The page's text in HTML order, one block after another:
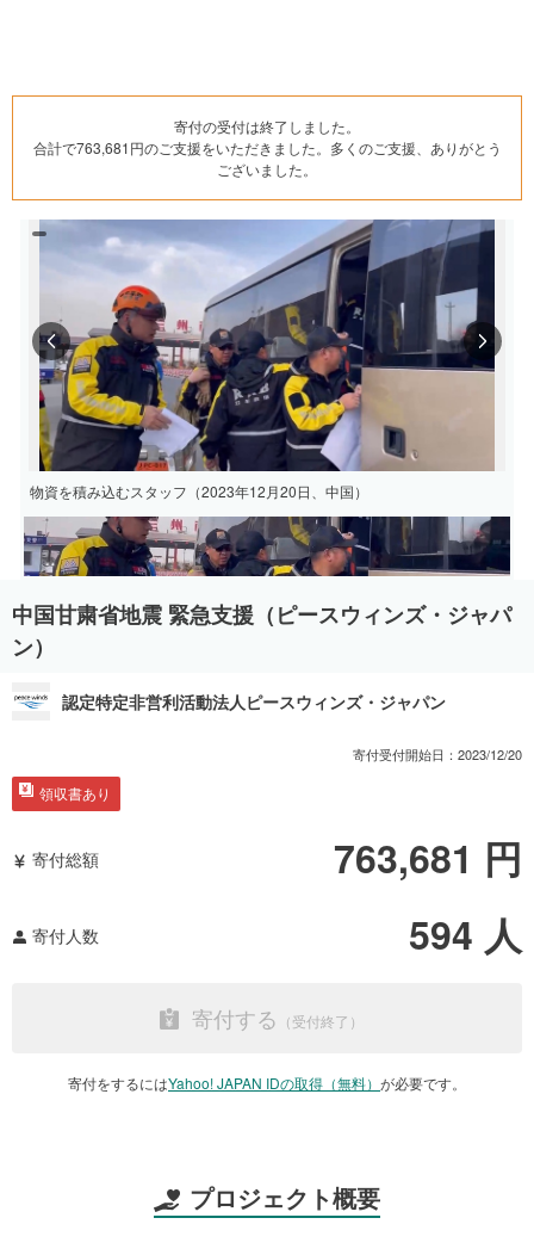
寄付の受付は終了しました。
合計で763,681円のご支援をいただきました。多くのご支援、ありがとう
ございました。
物資を積み込むスタッフ（2023年12月20日、中国）
Previous
中国甘粛省地震 緊急支援（ピースウィンズ・ジャパ
ン）
認定特定非営利活動法人ピースウィンズ・ジャパン
寄付受付開始日： 2023/12/20
領収書あり
寄付総額 763,681 円
寄付人数 594 人
寄付する
寄付をするにはYahoo! JAPAN IDの取得（無料） が必要です。
プロジェクト概要